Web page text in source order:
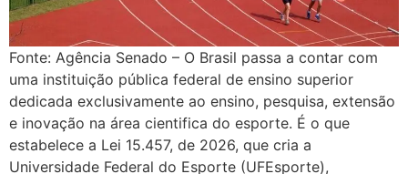
Fonte: Agência Senado – O Brasil passa a contar com
uma instituição pública federal de ensino superior
dedicada exclusivamente ao ensino, pesquisa, extensão
e inovação na área cientifica do esporte. É o que
estabelece a Lei 15.457, de 2026, que cria a
Universidade Federal do Esporte (UFEsporte),